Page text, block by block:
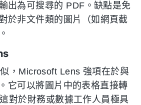
出為可搜尋的 PDF。缺點是免
於非文件類的圖片（如網頁截
，Microsoft Lens 強項在於與
它可以將圖片中的表格直接轉
對於財務或數據工作人員極具